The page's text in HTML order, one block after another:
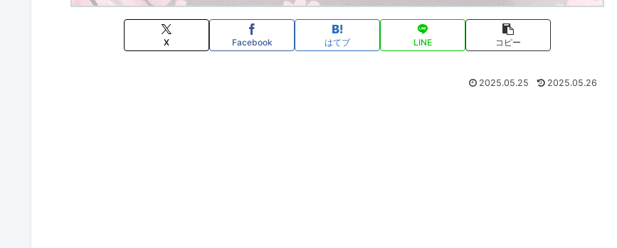
X Facebook はてブ LINE コピー
2025.05.25 2025.05.26